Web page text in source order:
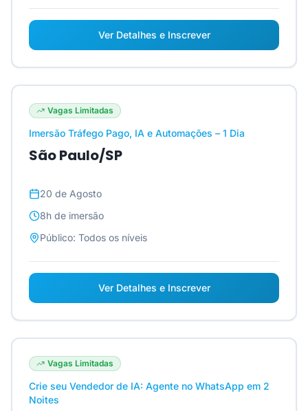
Ver Detalhes e Inscrever
Vagas Limitadas
Imersão Tráfego Pago, IA e Automações – 1 Dia
São Paulo/SP
20 de Agosto
8h de imersão
Público: Todos os níveis
Ver Detalhes e Inscrever
Vagas Limitadas
Crie seu Vendedor de IA: Agente no WhatsApp em 2
Noites